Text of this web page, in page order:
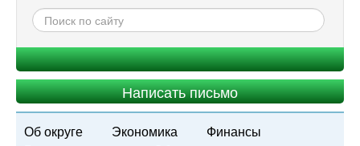
Написать письмо
Об округе Экономика
Финансы